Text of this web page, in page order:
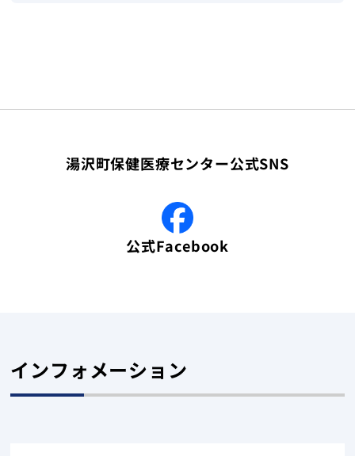
湯沢町保健医療センター公式SNS
公式Facebook
インフォメーション